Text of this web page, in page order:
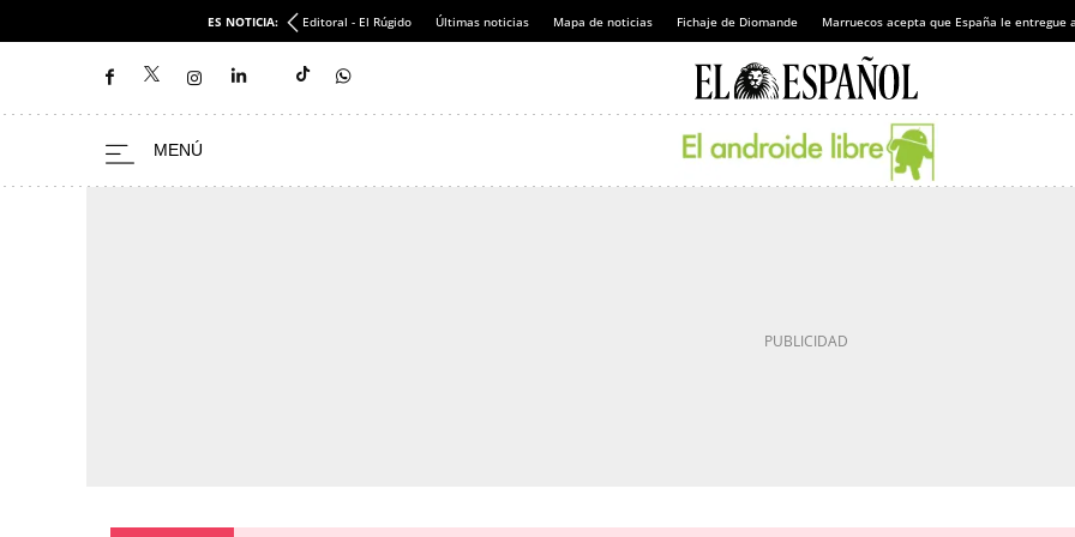
ES NOTICIA: Editoral - El Rúgido Últimas noticias Mapa de noticias Fichaje de Diomande Marruecos acepta que España le entregue